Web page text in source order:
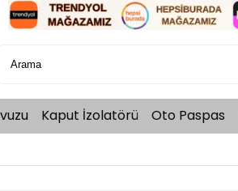
Kaput İzolatörü Oto Paspas